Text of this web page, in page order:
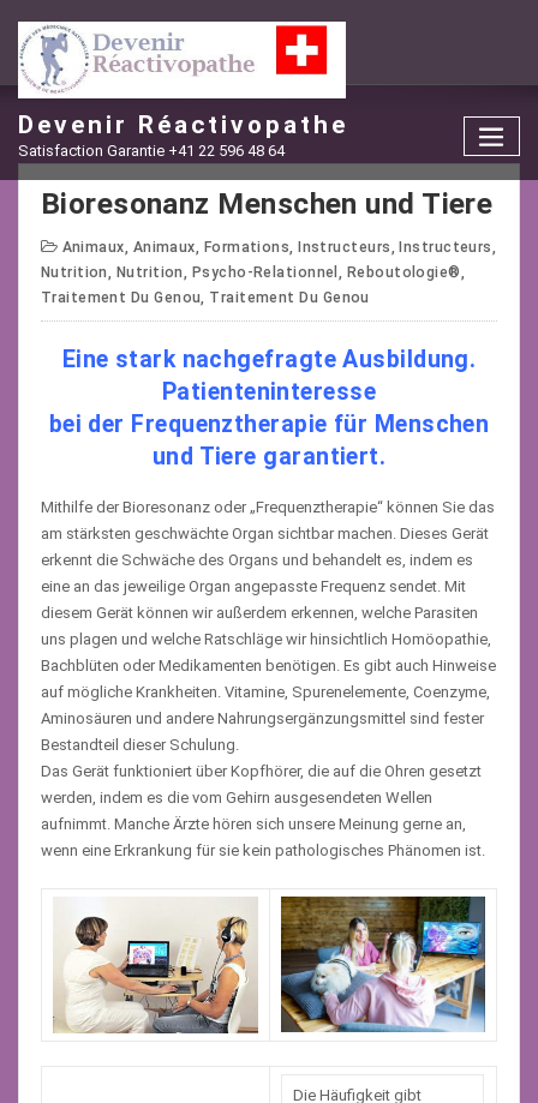
content
Devenir Réactivopathe
Satisfaction Garantie +41 22 596 48 64
Bioresonanz Menschen und Tiere
Animaux Animaux Formations ,Instructeurs ,Instructeurs
Nutrition
Nutrition Psycho-Relationnel Reboutologie®
Traitement Du Genou
Traitement Du Genou
Eine stark nachgefragte Ausbildung.
Patienteninteresse
bei der Frequenztherapie für Menschen
und Tiere garantiert.
Mithilfe der Bioresonanz oder „Frequenztherapie“ können Sie das
am stärksten geschwächte Organ sichtbar machen. Dieses Gerät
erkennt die Schwäche des Organs und behandelt es, indem es
eine an das jeweilige Organ angepasste Frequenz sendet. Mit
diesem Gerät können wir außerdem erkennen, welche Parasiten
uns plagen und welche Ratschläge wir hinsichtlich Homöopathie,
Bachblüten oder Medikamenten benötigen. Es gibt auch Hinweise
auf mögliche Krankheiten. Vitamine, Spurenelemente, Coenzyme,
Aminosäuren und andere Nahrungsergänzungsmittel sind fester
Bestandteil dieser Schulung.
Das Gerät funktioniert über Kopfhörer, die auf die Ohren gesetzt
werden, indem es die vom Gehirn ausgesendeten Wellen
aufnimmt. Manche Ärzte hören sich unsere Meinung gerne an,
wenn eine Erkrankung für sie kein pathologisches Phänomen ist.
Die Häufigkeit gibt